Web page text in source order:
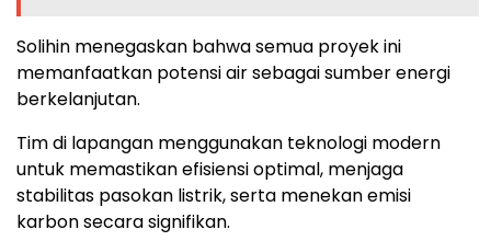
Solihin menegaskan bahwa semua proyek ini
memanfaatkan potensi air sebagai sumber energi
berkelanjutan.
Tim di lapangan menggunakan teknologi modern
untuk memastikan efisiensi optimal, menjaga
stabilitas pasokan listrik, serta menekan emisi
karbon secara signifikan.